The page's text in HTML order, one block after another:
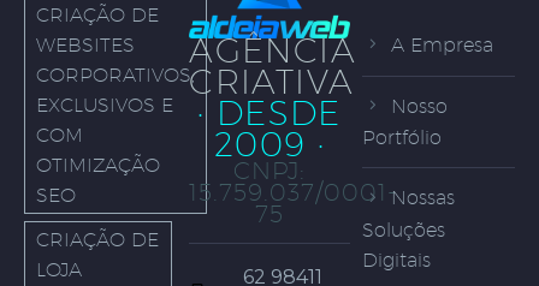
CRIAÇÃO DE
WEBSITES
CORPORATIVOS,
EXCLUSIVOS E
COM
OTIMIZAÇÃO
SEO
CRIAÇÃO DE
LOJA
AGÊNCIA
CRIATIVA
· DESDE
2009 ·
CNPJ:
15.759.037/0001-
75
62 98411
A Empresa
Nosso
Portfólio
Nossas
Soluções
Digitais